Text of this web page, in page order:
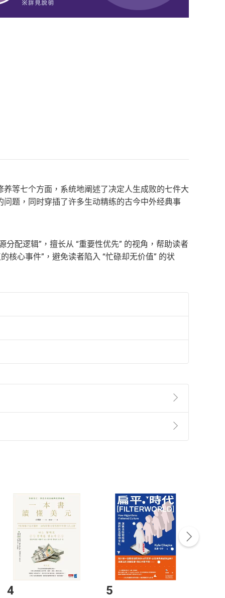
等七个方面，系统地阐述了决定人生成败的七件大
题，同时穿插了许多生动精练的古今中外经典事
配逻辑”，擅长从 “重要性优先” 的视角，帮助读者
核心事件”，避免读者陷入 “忙碌却无价值” 的状
第2條第5款之規定，「非以有形媒介提供之數位
點選「瀏覽訂單明細」 「申請取消訂單/退
貨。
付款方式
Payment
完成訂單
Complete
號，下載書籍後看書
4 5